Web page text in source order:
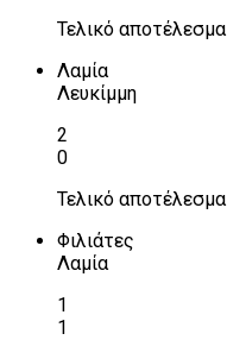
Τελικό αποτέλεσμα
Λαμία
Λευκίμμη
2
0
Τελικό αποτέλεσμα
Φιλιάτες
Λαμία
1
1